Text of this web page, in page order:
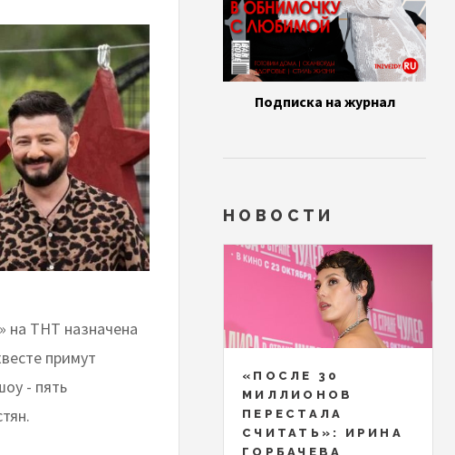
на ТНТ назначена
примут
- пять
Подписка на журнал
НОВОСТИ
«ПОСЛЕ 30
МИЛЛИОНОВ
ПЕРЕСТАЛА
СЧИТАТЬ»: ИРИНА
ГОРБАЧЕВА